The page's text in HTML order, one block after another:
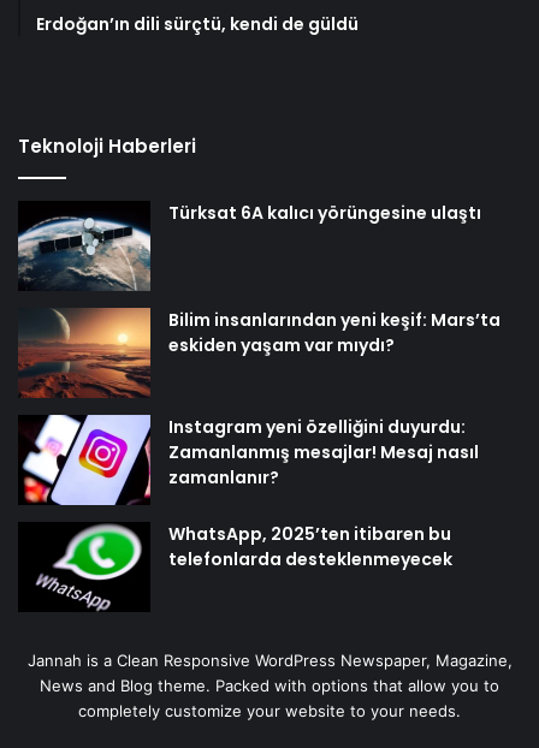
Erdoğan’ın dili sürçtü, kendi de güldü
Teknoloji Haberleri
Türksat 6A kalıcı yörüngesine ulaştı
Bilim insanlarından yeni keşif: Mars’ta
eskiden yaşam var mıydı?
Instagram yeni özelliğini duyurdu:
Zamanlanmış mesajlar! Mesaj nasıl
zamanlanır?
WhatsApp, 2025’ten itibaren bu
telefonlarda desteklenmeyecek
Jannah is a Clean Responsive WordPress Newspaper, Magazine,
News and Blog theme. Packed with options that allow you to
completely customize your website to your needs.